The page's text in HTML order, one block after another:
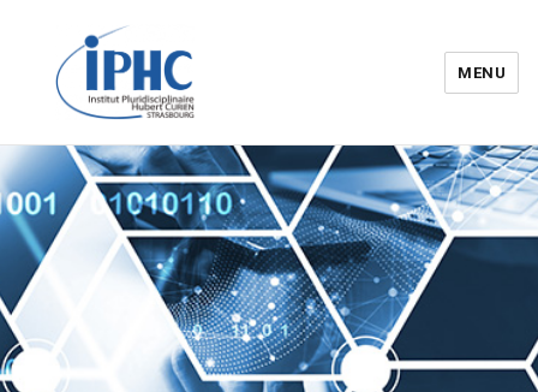
Institut pluridisciplinaire Hubert
Curien – IPHC
MENU